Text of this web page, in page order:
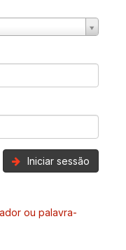
Iniciar sessão
ou palavra-